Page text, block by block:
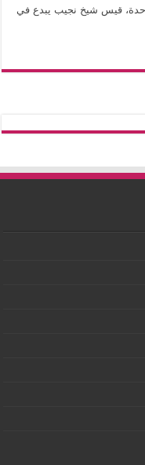
قيس شيخ نجيب يبدع في